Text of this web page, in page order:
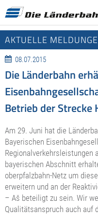
AKTUELLE
08.07.2015
Die Länderbahn
Betrieb der Strecke
Am 29. Juni hat die
Bayerischen
Regionalverkehrsleistungen
bayerischen Abschnitt
oberpfalzbahn-Netz um
erweitern und an der
– Aš beteiligt zu sein. Wir
Qualitätsanspruch auch auf